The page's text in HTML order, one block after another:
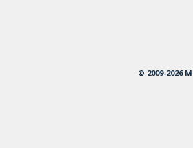
© 2009-2026